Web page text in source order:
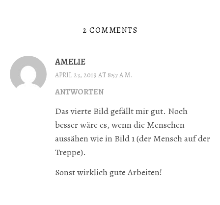
2 COMMENTS
AMELIE
APRIL 23, 2019 AT 8:57 A.M.
ANTWORTEN
Das vierte Bild gefällt mir gut. Noch
besser wäre es, wenn die Menschen
aussähen wie in Bild 1 (der Mensch auf der
Treppe).
Sonst wirklich gute Arbeiten!